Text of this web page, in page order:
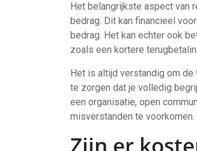
Het belangrijkste aspect van
bedrag. Dit kan financieel
bedrag. Het kan echter ook
zoals een kortere
Het is altijd verstandig om de
te zorgen dat je volledig
een organisatie, open
misverstanden te voorkomen.
Zijn er